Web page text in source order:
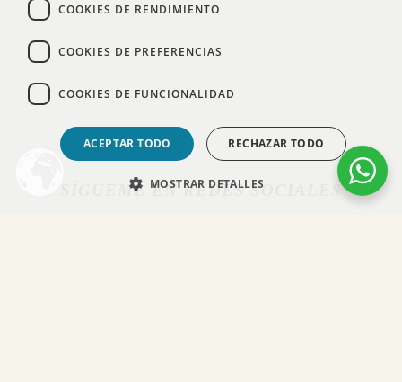
SÍGUEME EN REDES SOCIALES
COOKIES DE RENDIMIENTO
COOKIES DE PREFERENCIAS
COOKIES DE FUNCIONALIDAD
ACEPTAR TODO RECHAZAR TODO
MOSTRAR DETALLES